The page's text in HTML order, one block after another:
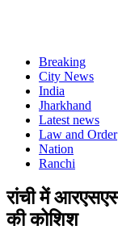
Breaking
City News
India
Jharkhand
Latest news
Law and Order
Nation
Ranchi
रांची में
की कोशिश